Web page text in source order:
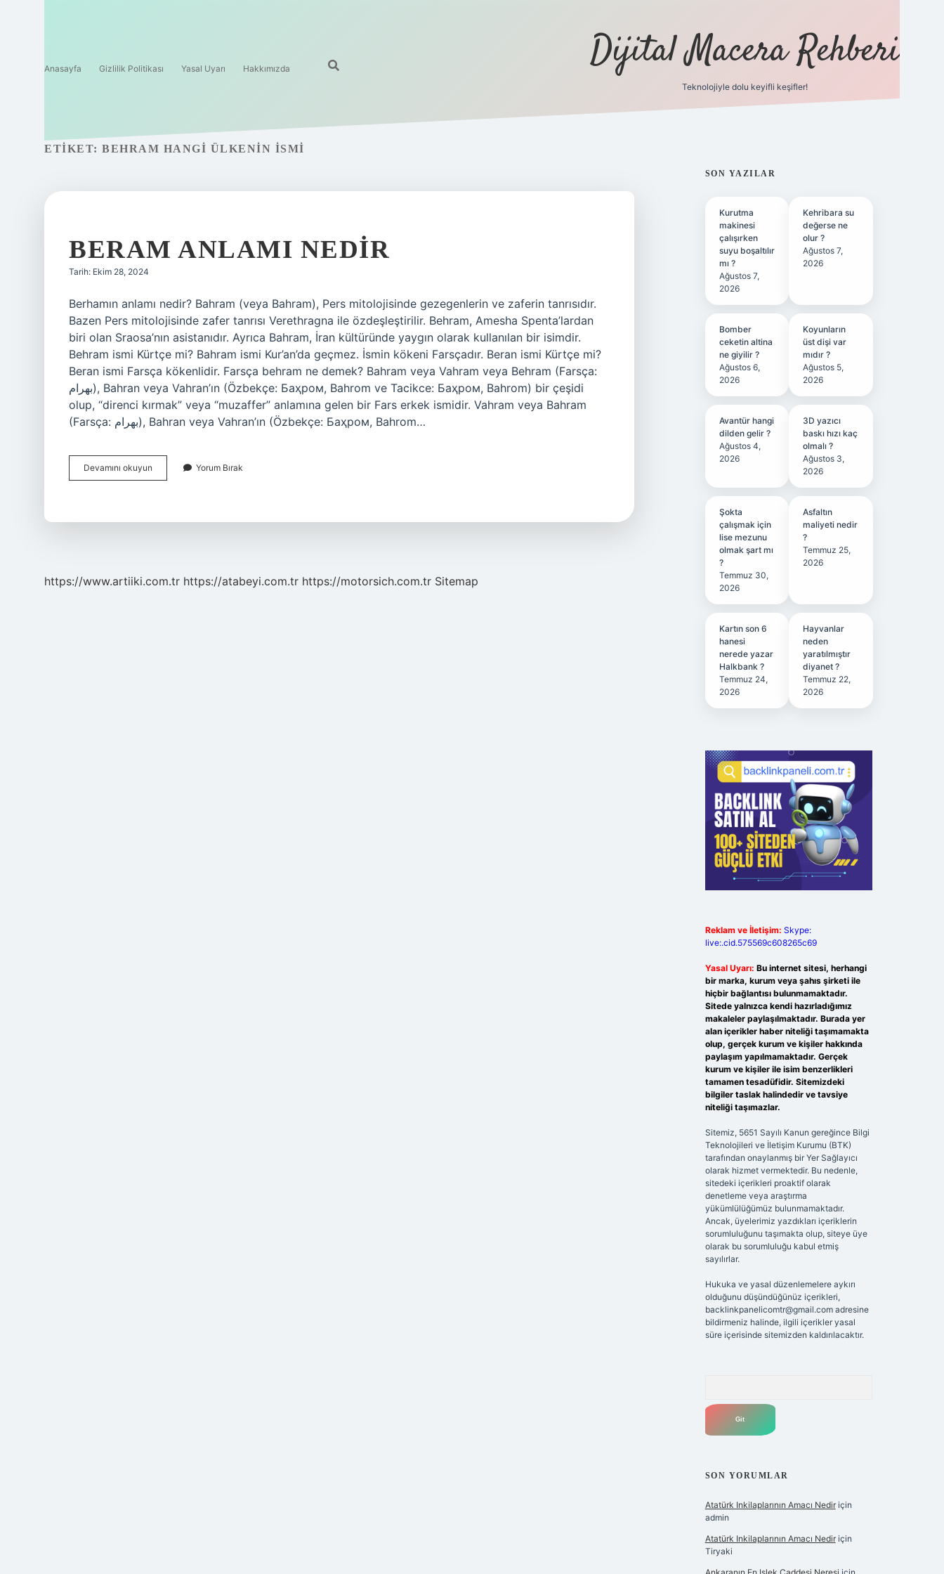
Anasayfa Gizlilik Politikası Yasal Uyarı Hakkımızda Dijital Macera Rehberi
Teknolojiyle dolu keyifli keşifler!
ETIKET: BEHRAM HANGI ÜLKENIN ISMI
BERAM ANLAMI NEDIR
Tarih: Ekim 28, 2024
Berhamın anlamı nedir? Bahram (veya Bahram), Pers mitolojisinde gezegenlerin ve zaferin tanrısıdır.
Bazen Pers mitolojisinde zafer tanrısı Verethragna ile özdeşleştirilir. Behram, Amesha Spenta’lardan
biri olan Sraosa’nın asistanıdır. Ayrıca Bahram, İran kültüründe yaygın olarak kullanılan bir isimdir.
Behram ismi Kürtçe mi? Bahram ismi Kur’an’da geçmez. İsmin kökeni Farsçadır. Beran ismi Kürtçe mi?
Beran ismi Farsça kökenlidir. Farsça behram ne demek? Bahram veya Vahram veya Behram (Farsça:
بهرام), Bahran veya Vahran’ın (Özbekçe: Баҳром, Bahrom ve Tacikce: Баҳром, Bahrom) bir çeşidi
olup, “direnci kırmak” veya “muzaffer” anlamına gelen bir Fars erkek ismidir. Vahram veya Bahram
(Farsça: بهرام), Bahran veya Vahran’ın (Özbekçe: Баҳром, Bahrom…
Devamını okuyun
Anlamı
Yorum Bırak
https://www.artiiki.com.tr https://atabeyi.com.tr https://motorsich.com.tr Sitemap
SIDEBAR
SON YAZILAR
Kurutma
makinesi
çalışırken
suyu boşaltılır
mı ?
Ağustos 7,
2026
Kehribara su
değerse ne
olur ?
Ağustos 7,
2026
Bomber
ceketin altina
ne giyilir ?
Ağustos 6,
2026
Koyunların
üst dişi var
mıdır ?
Ağustos 5,
2026
Avantür hangi
dilden gelir ?
Ağustos 4,
2026
3D yazıcı
baskı hızı kaç
olmalı ?
Ağustos 3,
2026
Şokta
çalışmak için
lise mezunu
olmak şart mı
?
Temmuz 30,
2026
Asfaltın
maliyeti nedir
?
Temmuz 25,
2026
Kartın son 6
hanesi
nerede yazar
Halkbank ?
Temmuz 24,
2026
Hayvanlar
neden
yaratılmıştır
diyanet ?
Temmuz 22,
2026
Reklam ve İletişim: Skype:
live:.cid.575569c608265c69
Yasal Uyarı: Bu internet sitesi, herhangi
bir marka, kurum veya şahıs şirketi ile
hiçbir bağlantısı bulunmamaktadır.
Sitede yalnızca kendi hazırladığımız
makaleler paylaşılmaktadır. Burada yer
alan içerikler haber niteliği taşımamakta
olup, gerçek kurum ve kişiler hakkında
paylaşım yapılmamaktadır. Gerçek
kurum ve kişiler ile isim benzerlikleri
tamamen tesadüfidir. Sitemizdeki
bilgiler taslak halindedir ve tavsiye
niteliği taşımazlar.
Sitemiz, 5651 Sayılı Kanun gereğince Bilgi
Teknolojileri ve İletişim Kurumu (BTK)
tarafından onaylanmış bir Yer Sağlayıcı
olarak hizmet vermektedir. Bu nedenle,
sitedeki içerikleri proaktif olarak
denetleme veya araştırma
yükümlülüğümüz bulunmamaktadır.
Ancak, üyelerimiz yazdıkları içeriklerin
sorumluluğunu taşımakta olup, siteye üye
olarak bu sorumluluğu kabul etmiş
sayılırlar.
Hukuka ve yasal düzenlemelere aykırı
olduğunu düşündüğünüz içerikleri,
backlinkpanelicomtr@gmail.comadresine
bildirmeniz halinde, ilgili içerikler yasal
süre içerisinde sitemizden kaldırılacaktır.
SON YORUMLAR
Atatürk Inkilaplarının Amacı Nediriçin
admin
Atatürk Inkilaplarının Amacı Nediriçin
Tiryaki